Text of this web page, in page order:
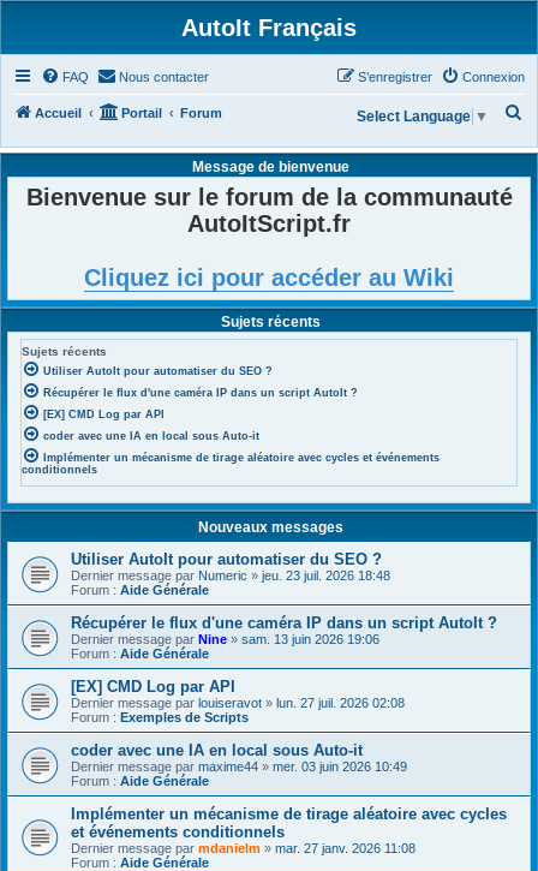
AutoIt Français
FAQ Nous contacter Connexion
S’enregistrer
Accueil Portail Forum
h
Select Language ▼
Message de bienvenue
Bienvenue sur le forum de la communauté
AutoItScript.fr
Cliquez ici pour accéder au Wiki
Sujets récents
Sujets récents
Utiliser AutoIt pour automatiser du SEO ?
Récupérer le flux d'une caméra IP dans un script AutoIt ?
[EX] CMD Log par API
coder avec une IA en local sous Auto-it
Implémenter un mécanisme de tirage aléatoire avec cycles et événements
conditionnels
Nouveaux messages
Utiliser AutoIt pour automatiser du SEO ?
Dernier message par Numeric » jeu. 23 juil. 2026 18:48
Forum : Aide Générale
Récupérer le flux d'une caméra IP dans un script AutoIt ?
Dernier message par Nine » sam. 13 juin 2026 19:06
Forum : Aide Générale
[EX] CMD Log par API
Dernier message par louiseravot » lun. 27 juil. 2026 02:08
Forum : Exemples de Scripts
coder avec une IA en local sous Auto-it
Dernier message par maxime44 » mer. 03 juin 2026 10:49
Forum : Aide Générale
Implémenter un mécanisme de tirage aléatoire avec cycles
et événements conditionnels
Dernier message par mdanielm » mar. 27 janv. 2026 11:08
Forum : Aide Générale